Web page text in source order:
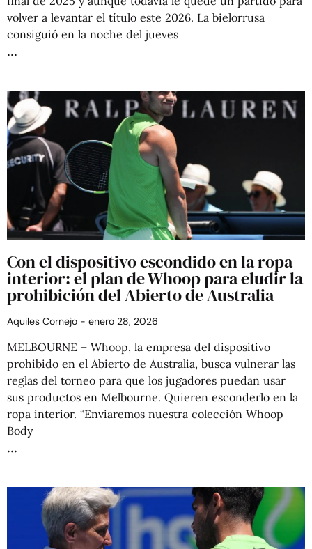
volver a levantar el título este 2026. La bielorrusa
consiguió en la noche del jueves
Con el dispositivo escondido en la ropa
interior: el plan de Whoop para eludir la
prohibición del Abierto de Australia
Aquiles Cornejo enero 28, 2026
MELBOURNE – Whoop, la empresa del dispositivo
prohibido en el Abierto de Australia, busca vulnerar las
reglas del torneo para que los jugadores puedan usar
sus productos en Melbourne. Quieren esconderlo en la
ropa interior. “Enviaremos nuestra colección Whoop
Body